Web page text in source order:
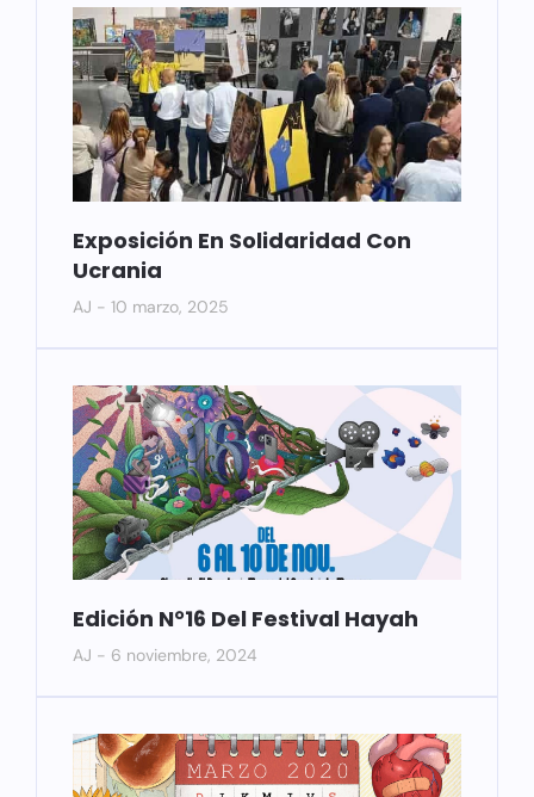
Exposición En Solidaridad Con
Ucrania
AJ 10 marzo, 2025
Edición N°16 Del Festival Hayah
AJ 6 noviembre, 2024